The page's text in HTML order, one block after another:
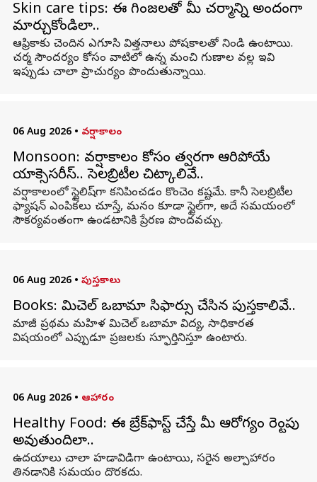
Skin care tips: ఈ గింజలతో మీ చర్మాన్ని అందంగా
మార్చుకోండిలా..
ఆఫ్రికాకు చెందిన ఎగూసి విత్తనాలు పోషకాలతో నిండి ఉంటాయి.
చర్మ సౌందర్యం కోసం వాటిలో ఉన్న మంచి గుణాల వల్ల ఇవి
ఇప్పుడు చాలా ప్రాచుర్యం పొందుతున్నాయి.
06 Aug 2026 • వర్షాకాలం
Monsoon: వర్షాకాలం కోసం త్వరగా ఆరిపోయే
యాక్సెసరీస్.. సెలబ్రిటీల చిట్కాలివే..
వర్షాకాలంలో స్టైలిష్‌గా కనిపించడం కొంచెం కష్టమే. కానీ సెలబ్రిటీల
ఫ్యాషన్ ఎంపికలు చూస్తే, మనం కూడా స్టైల్‌గా, అదే సమయంలో
సౌకర్యవంతంగా ఉండటానికి ప్రేరణ పొందవచ్చు.
06 Aug 2026 • పుస్తకాలు
Books: మిచెల్ ఒబామా సిఫార్సు చేసిన పుస్తకాలివే..
మాజీ ప్రథమ మహిళ మిచెల్ ఒబామా విద్య, సాధికారత
విషయంలో ఎప్పుడూ ప్రజలకు స్ఫూర్తినిస్తూ ఉంటారు.
06 Aug 2026 • ఆహారం
Healthy Food: ఈ బ్రేక్‌ఫాస్ట్ చేస్తే మీ ఆరోగ్యం రెట్టింపు
అవుతుందిలా..
ఉదయాలు చాలా హడావిడిగా ఉంటాయి, సరైన అల్పాహారం
తినడానికి సమయం దొరకదు.